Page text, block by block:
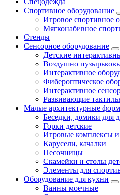
Спортивное оборудование
Игровое спортивное
Мягконабивное
Стенды
Сенсорное оборудование
Детские
Воздушно-
Интерактивное
Фибероптическое
Интерактивное
Развивающие
Малые архитектурные
Беседки, домики для
Горки детские
Игровые комплексы и
Карусели, качалки
Песочницы
Скамейки и столы
Элементы для
Оборудование для кухни
Ванны моечные